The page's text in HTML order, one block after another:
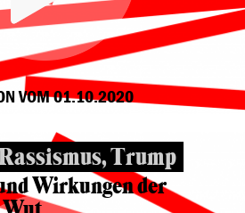
VOM 01.10.2020
Trump
Wirkungen der